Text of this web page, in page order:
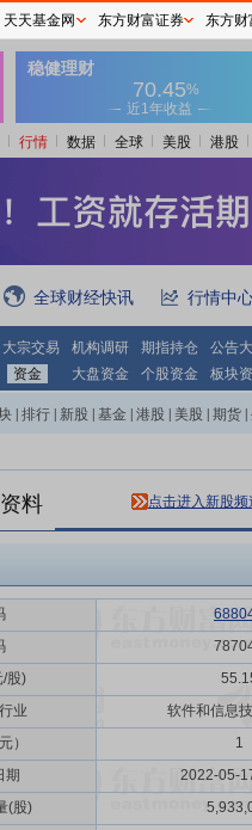
行情 数据 全球 美股 港股
全球财经快讯 行情中
大宗交易 机构调研 期指持仓 公告
资金 大盘资金 个股资金 板块
排行 新股 基金 港股 美股 期货
料 点击进入新股频
/股)
业
软件和信息
）
1
期
2022-05-
(股)
天天基金网 东方财富证券 东方财